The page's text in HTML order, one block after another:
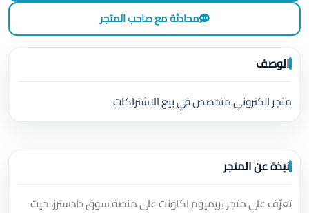
محادثة مع صاحب المتجر
الوصف
متجر الكتروني متخصص في بيع الاشتراكات
نبذة عن المتجر
تعرّف على متجر بريميوم اكاونت على منصة سوق دادسترز، حيث